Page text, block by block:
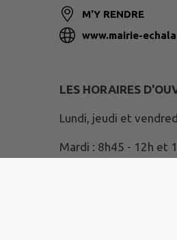
M'Y RENDRE
www.mairie-
LES HORAIRES
Lundi, jeudi et
Mardi : 8h45 - 12h et